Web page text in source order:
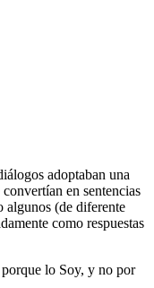
adoptaban una
en sentencias
algunos (de diferente
como respuestas
lo Soy, y no por